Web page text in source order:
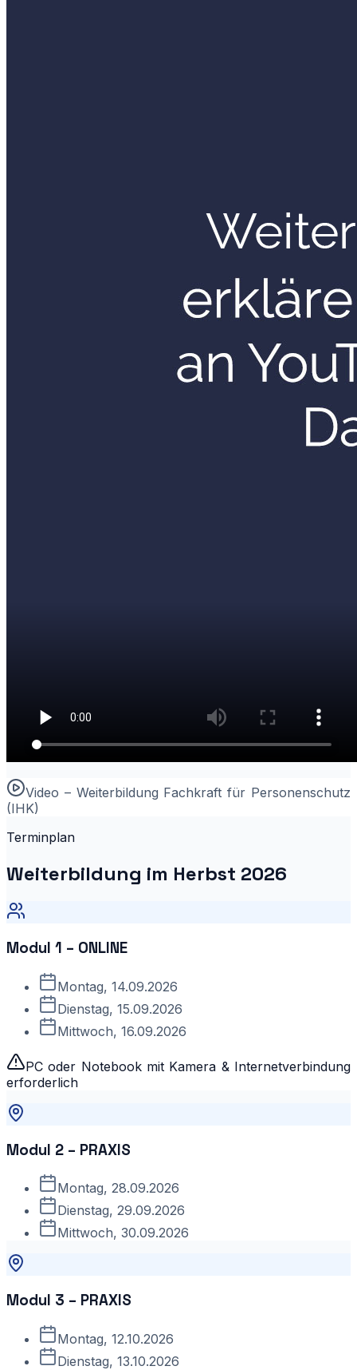
Video – Weiterbildung Fachkraft für Personenschutz
(IHK)
Terminplan
Weiterbildung im Herbst 2026
Modul 1 – ONLINE
Montag, 14.09.2026
Dienstag, 15.09.2026
Mittwoch, 16.09.2026
PC oder Notebook mit Kamera & Internetverbindung
erforderlich
Modul 2 – PRAXIS
Montag, 28.09.2026
Dienstag, 29.09.2026
Mittwoch, 30.09.2026
Modul 3 – PRAXIS
Montag, 12.10.2026
Dienstag, 13.10.2026